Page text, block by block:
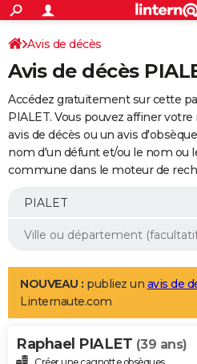
ACTUALITÉS
Politique
Société
Faits Divers
Education
Monde
Villes
+
SPORT
Coupe du monde 2026
Football
Tennis
Cyclisme
Rugby
Forum
Programme TV
TNT
Streaming
Cinéma
Sorties cinéma
Musique
+
FINANCE
Retraite
Epargne
Immobilier
Risques naturels par ville
Banque
Assurance
AUTO
Essais
Réserver un essai
Citadines
Berlines
SUV
Forum auto
+
Mobiles
Meilleur smartphone
Internet
Ordinateurs
Jeux vidéo
Guide high-tech
Aménagement intérieur
LIFESTYLE
Art de vivre
Bien-être
Loisirs
Mode
Modes de vie
Alimentation
Guide de la santé
Maladies
Médicaments
Sommeil
VOYAGE
Avis de décès
Avis de décès
Accédez gratuitement sur cette
PIALET. Vous pouvez affiner
avis de décès ou un avis
nom d'un défunt et/ou le nom ou
commune dans le moteur de
NOUVEAU : publiez un avis de
Linternaute.com
Raphael PIALET (39 ans)